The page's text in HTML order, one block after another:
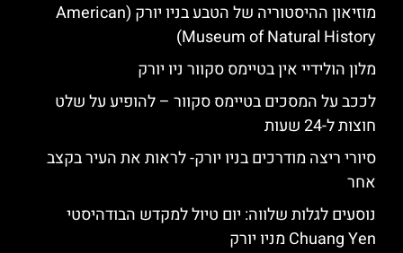
מוזיאון ההיסטוריה של הטבע בניו יורק (American
Museum of Natural History)
מלון הולידיי אין בטיימס סקוור ניו יורק
לככב על המסכים בטיימס סקוור – להופיע על שלט
חוצות ל-24 שעות
סיורי ריצה מודרכים בניו יורק- לראות את העיר בקצב
אחר
נוסעים לגלות שלווה: יום טיול למקדש הבודהיסטי
Chuang Yen מניו יורק